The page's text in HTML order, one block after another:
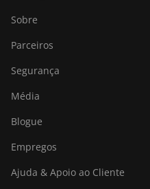
Sobre
Parceiros
Segurança
Média
Blogue
Empregos
Ajuda & Apoio ao Cliente